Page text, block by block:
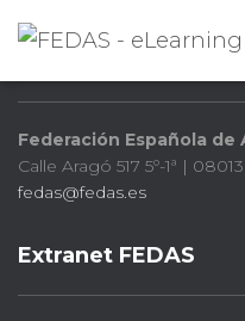
Federación Española
Calle Aragó 517 5º-1ª |
fedas@fedas.es
Extranet FEDAS